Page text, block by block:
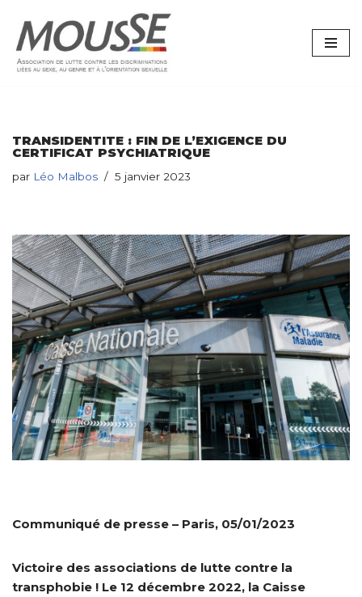
Aller
au
TRANSIDENTITE : FIN DE L’EXIGENCE DU
CERTIFICAT PSYCHIATRIQUE
par Léo Malbos 5 janvier 2023
Communiqué de presse – Paris, 05/01/2023
Victoire des associations de lutte contre la
transphobie ! Le 12 décembre 2022, la Caisse